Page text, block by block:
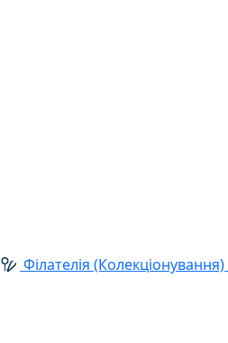
Філателія (Колекціонування)